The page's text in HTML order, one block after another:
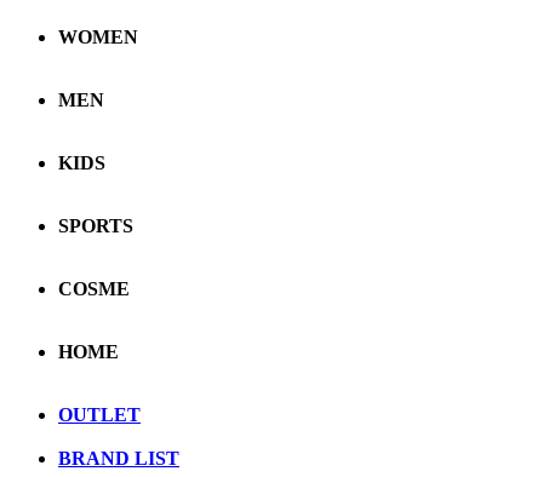
WOMEN
MEN
KIDS
SPORTS
COSME
HOME
OUTLET
BRAND LIST